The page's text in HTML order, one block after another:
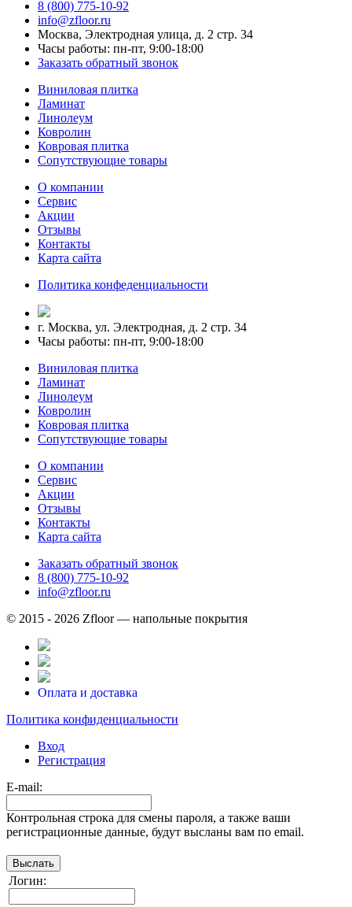
8 (800) 775-10-92
info@zfloor.ru
Москва, Электродная улица, д. 2 стр. 34
Часы работы: пн-пт, 9:00-18:00
Заказать обратный звонок
Виниловая плитка
Ламинат
Линолеум
Ковролин
Ковровая плитка
Сопутствующие товары
О компании
Сервис
Акции
Отзывы
Контакты
Карта сайта
Политика конфеденциальности
г. Москва, ул. Электродная, д. 2 стр. 34
Часы работы: пн-пт, 9:00-18:00
Виниловая плитка
Ламинат
Линолеум
Ковролин
Ковровая плитка
Сопутствующие товары
О компании
Сервис
Акции
Отзывы
Контакты
Карта сайта
Заказать обратный звонок
8 (800) 775-10-92
info@zfloor.ru
© 2015 - 2026 Zfloor — напольные покрытия
Оплата и доставка
Политика конфиденциальности
Вход
Регистрация
E-mail:
Контрольная строка для смены пароля, а также ваши
регистрационные данные, будут высланы вам по email.
Логин: